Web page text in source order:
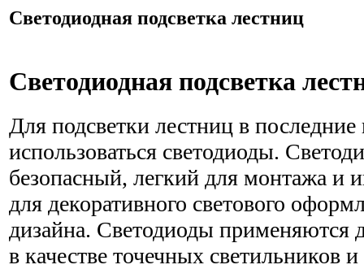
Светодиодная подсветка лестниц
Светодиодная подсветка
Для подсветки лестниц в последние
использоваться светодиоды.
безопасный, легкий для монтажа и
для декоративного светового
дизайна. Светодиоды применяются
в качестве точечных светильников